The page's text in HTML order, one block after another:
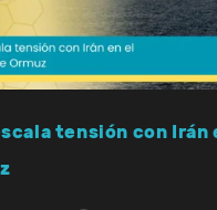
tensión con